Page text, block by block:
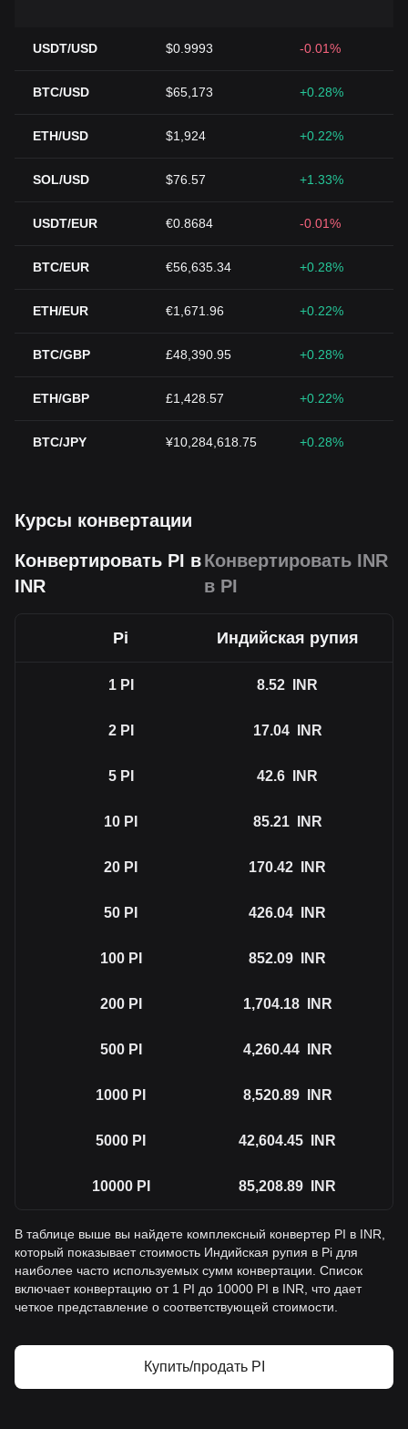
USDT/USD $0.9993 -0.01%
BTC/USD $65,173 +0.28%
ETH/USD $1,924 +0.22%
SOL/USD $76.57 +1.33%
USDT/EUR €0.8684 -0.01%
BTC/EUR €56,635.34 +0.28%
ETH/EUR €1,671.96 +0.22%
BTC/GBP £48,390.95 +0.28%
ETH/GBP £1,428.57 +0.22%
BTC/JPY ¥10,284,618.75 +0.28%
Курсы конвертации
Конвертировать PI в
INR
Конвертировать INR
в PI
Pi Индийская рупия
1 PI 8.52 INR
2 PI 17.04 INR
5 PI 42.6 INR
10 PI 85.21 INR
20 PI 170.42 INR
50 PI 426.04 INR
100 PI 852.09 INR
200 PI 1,704.18 INR
500 PI 4,260.44 INR
1000 PI 8,520.89 INR
5000 PI 42,604.45 INR
10000 PI 85,208.89 INR
В таблице выше вы найдете комплексный конвертер PI в INR,
который показывает стоимость Индийская рупия в Pi для
наиболее часто используемых сумм конвертации. Список
включает конвертацию от 1 PI до 10000 PI в INR, что дает
четкое представление о соответствующей стоимости.
Купить/продать PI